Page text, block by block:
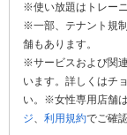
※使い放題はトレー
※一部、テナント規
舗もあります。
※サービスおよび関
います。詳しくはチ
い。※女性専用店舗
ジ、 利用規約でご確